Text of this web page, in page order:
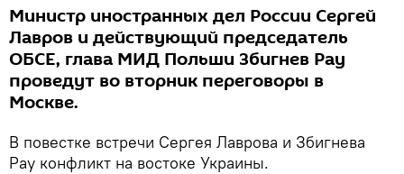
Министр иностранных дел России Сергей
Лавров и действующий председатель
ОБСЕ, глава МИД Польши Збигнев Рау
проведут во вторник переговоры в
Москве.
В повестке встречи Сергея Лаврова и Збигнева
Рау конфликт на востоке Украины.